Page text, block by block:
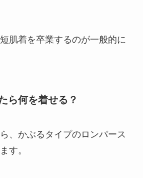
肌着を卒業するのが一般的に
ら何を着せる？
、かぶるタイプのロンパース
す。